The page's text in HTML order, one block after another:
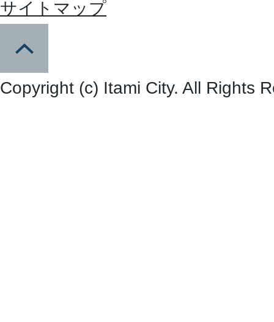
サイトマップ
Copyright (c) Itami City. All Rights